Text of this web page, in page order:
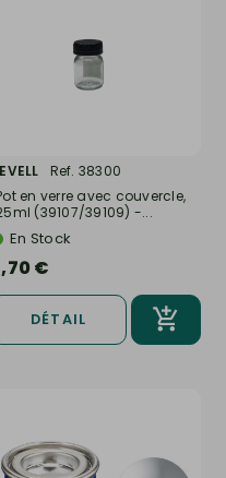
Ref. 38300
en verre avec couvercle,
(39107/39109) -...
En Stock
€
DÉTAIL